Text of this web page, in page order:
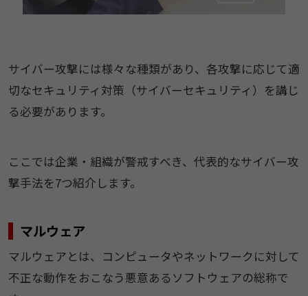
サイバー攻撃には様々な種類があり、各攻撃に応じて適
切なセキュリティ対策（サイバーセキュリティ）を講じ
る必要があります。
ここでは企業・組織が警戒すべき、代表的なサイバー攻
撃手法を7つ紹介します。
マルウェア
マルウェアとは、コンピュータやネットワークに対して
不正な動作をおこなう悪意あるソフトウェアの総称で